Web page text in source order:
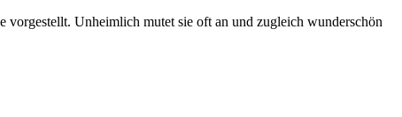
Unheimlich mutet sie oft an und zugleich wunderschön